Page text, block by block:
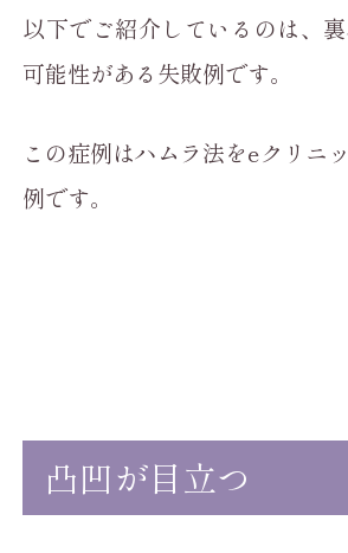
以下でご紹介しているのは、
可能性がある失敗例です。
この症例はハムラ法をeクリニ
例です。
凸凹が目立つ